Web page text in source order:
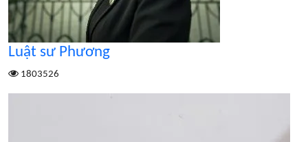
Luật sư Phương
1803526